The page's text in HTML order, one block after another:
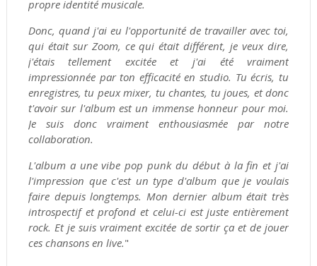
propre identité musicale.
Donc, quand j'ai eu l'opportunité de travailler avec toi,
qui était sur Zoom, ce qui était différent, je veux dire,
j'étais tellement excitée et j'ai été vraiment
impressionnée par ton efficacité en studio. Tu écris, tu
enregistres, tu peux mixer, tu chantes, tu joues, et donc
t'avoir sur l'album est un immense honneur pour moi.
Je suis donc vraiment enthousiasmée par notre
collaboration.
L'album a une vibe pop punk du début à la fin et j'ai
l'impression que c'est un type d'album que je voulais
faire depuis longtemps. Mon dernier album était très
introspectif et profond et celui-ci est juste entièrement
rock. Et je suis vraiment excitée de sortir ça et de jouer
ces chansons en live."